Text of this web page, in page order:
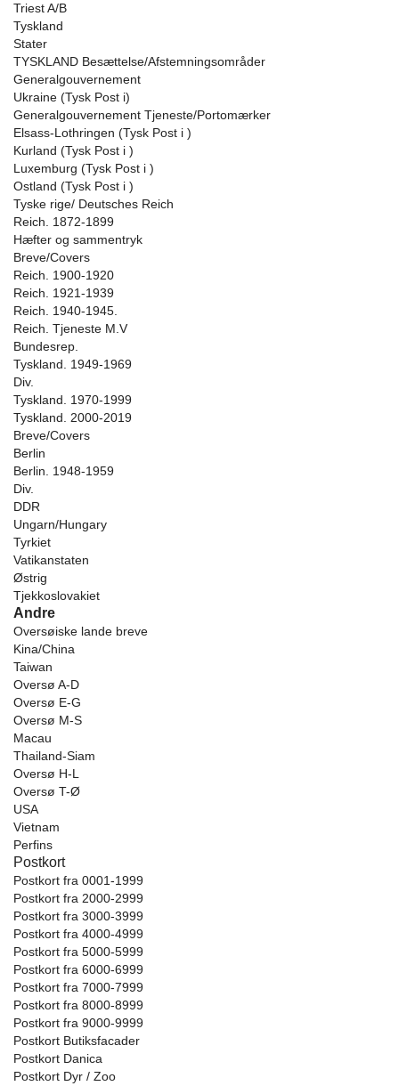
Triest A/B
Tyskland
Stater
TYSKLAND Besættelse/Afstemningsområder
Generalgouvernement
Ukraine (Tysk Post i)
Generalgouvernement Tjeneste/Portomærker
Elsass-Lothringen (Tysk Post i )
Kurland (Tysk Post i )
Luxemburg (Tysk Post i )
Ostland (Tysk Post i )
Tyske rige/ Deutsches Reich
Reich. 1872-1899
Hæfter og sammentryk
Breve/Covers
Reich. 1900-1920
Reich. 1921-1939
Reich. 1940-1945.
Reich. Tjeneste M.V
Bundesrep.
Tyskland. 1949-1969
Div.
Tyskland. 1970-1999
Tyskland. 2000-2019
Breve/Covers
Berlin
Berlin. 1948-1959
Div.
DDR
Ungarn/Hungary
Tyrkiet
Vatikanstaten
Østrig
Tjekkoslovakiet
Andre
Oversøiske lande breve
Kina/China
Taiwan
Oversø A-D
Oversø E-G
Oversø M-S
Macau
Thailand-Siam
Oversø H-L
Oversø T-Ø
USA
Vietnam
Perfins
Postkort
Postkort fra 0001-1999
Postkort fra 2000-2999
Postkort fra 3000-3999
Postkort fra 4000-4999
Postkort fra 5000-5999
Postkort fra 6000-6999
Postkort fra 7000-7999
Postkort fra 8000-8999
Postkort fra 9000-9999
Postkort Butiksfacader
Postkort Danica
Postkort Dyr / Zoo